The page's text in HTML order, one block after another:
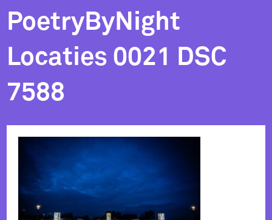
PoetryByNight
Locaties 0021 DSC
7588